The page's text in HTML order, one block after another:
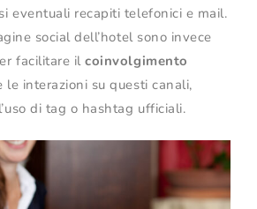
eventuali recapiti telefonici e mail.
social dell’hotel sono invece
facilitare ilcoinvolgimento
le interazioni su questi canali,
di tag o hashtag ufficiali.